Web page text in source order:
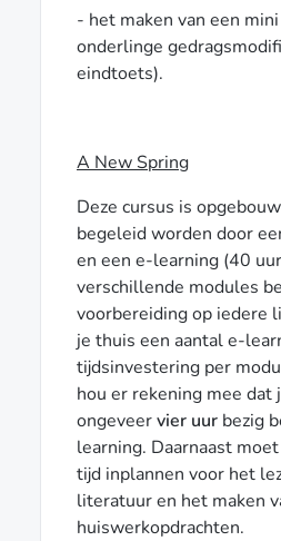
- het maken van een
onderlinge
eindtoets).
A New Spring
Deze cursus is
begeleid worden door
en een e-learning (40
verschillende modules
voorbereiding op iedere
je thuis een aantal e-
tijdsinvestering per
hou er rekening mee dat
ongeveervier uur bezig
learning. Daarnaast
tijd inplannen voor het
literatuur en het maken
huiswerkopdrachten.